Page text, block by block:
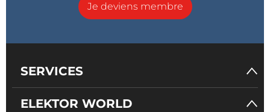
Je deviens membre
SERVICES
ELEKTOR WORLD